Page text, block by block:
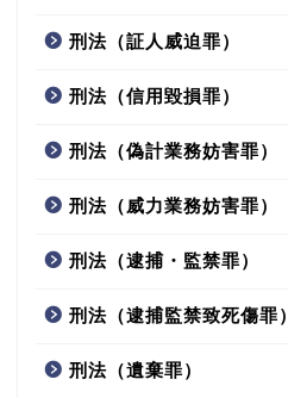
刑法（証人威迫罪）
刑法（信用毀損罪）
刑法（偽計業務妨害罪）
刑法（威力業務妨害罪）
刑法（逮捕・監禁罪）
刑法（逮捕監禁致死傷罪）
刑法（遺棄罪）